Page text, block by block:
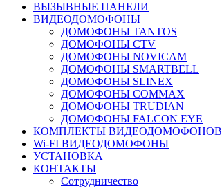
ВЫЗЫВНЫЕ ПАНЕЛИ
ВИДЕОДОМОФОНЫ
ДОМОФОНЫ TANTOS
ДОМОФОНЫ CTV
ДОМОФОНЫ NOVICAM
ДОМОФОНЫ SMARTBELL
ДОМОФОНЫ SLINEX
ДОМОФОНЫ COMMAX
ДОМОФОНЫ TRUDIAN
ДОМОФОНЫ FALCON EYE
КОМПЛЕКТЫ ВИДЕОДОМОФОНОВ
Wi-FI ВИДЕОДОМОФОНЫ
УСТАНОВКА
КОНТАКТЫ
Сотрудничество